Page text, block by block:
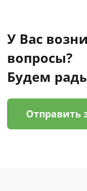
У Вас
вопросы?
Будем
Отправить